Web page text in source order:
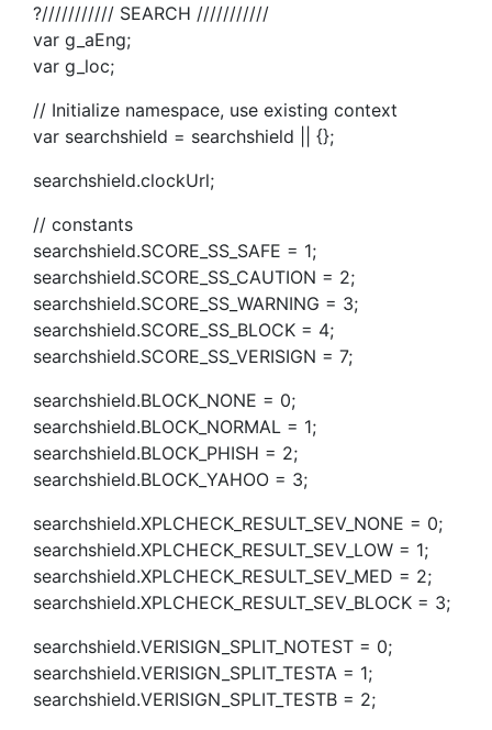
?/////////// SEARCH ///////////
var g_aEng;
var g_loc;
// Initialize namespace, use existing context
var searchshield = searchshield || {};
searchshield.clockUrl;
// constants
searchshield.SCORE_SS_SAFE = 1;
searchshield.SCORE_SS_CAUTION = 2;
searchshield.SCORE_SS_WARNING = 3;
searchshield.SCORE_SS_BLOCK = 4;
searchshield.SCORE_SS_VERISIGN = 7;
searchshield.BLOCK_NONE = 0;
searchshield.BLOCK_NORMAL = 1;
searchshield.BLOCK_PHISH = 2;
searchshield.BLOCK_YAHOO = 3;
searchshield.XPLCHECK_RESULT_SEV_NONE = 0;
searchshield.XPLCHECK_RESULT_SEV_LOW = 1;
searchshield.XPLCHECK_RESULT_SEV_MED = 2;
searchshield.XPLCHECK_RESULT_SEV_BLOCK = 3;
searchshield.VERISIGN_SPLIT_NOTEST = 0;
searchshield.VERISIGN_SPLIT_TESTA = 1;
searchshield.VERISIGN_SPLIT_TESTB = 2;